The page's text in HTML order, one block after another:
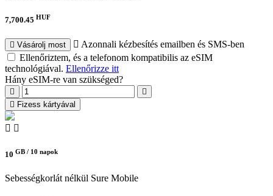
7,700.45 HUF
Vásárolj most
Azonnali kézbesítés emailben és SMS-ben
Ellenőriztem, és a telefonom kompatibilis az eSIM
technológiával. Ellenőrizze itt
Hány eSIM-re van szükséged?
Fizess kártyával
10 GB / 10 napok
Sebességkorlát nélkül Sure Mobile